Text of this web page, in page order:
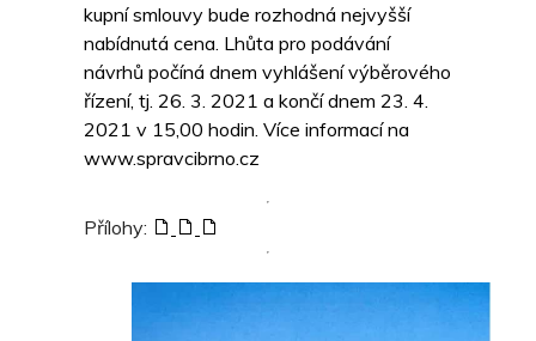
kupní smlouvy bude rozhodná nejvyšší
nabídnutá cena. Lhůta pro podávání
návrhů počíná dnem vyhlášení výběrového
řízení, tj. 26. 3. 2021 a končí dnem 23. 4.
2021 v 15,00 hodin. Více informací na
www.spravcibrno.cz
Přílohy: